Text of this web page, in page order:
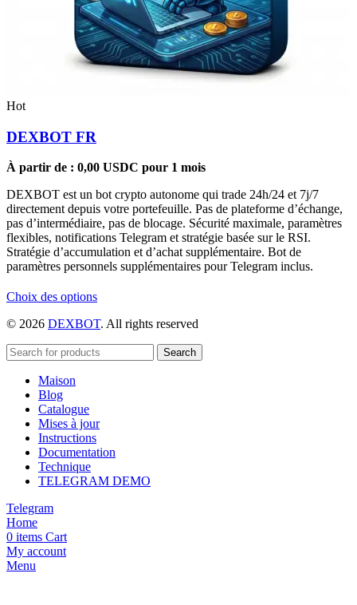
Hot
DEXBOT FR
À partir de : 0,00 USDC pour 1 mois
DEXBOT est un bot crypto autonome qui trade 24h/24 et 7j/7
directement depuis votre portefeuille. Pas de plateforme d’échange,
pas d’intermédiaire, pas de blocage. Sécurité maximale, paramètres
flexibles, notifications Telegram et stratégie basée sur le RSI.
Stratégie d’accumulation et d’achat supplémentaire. Bot de
paramètres personnels supplémentaires pour Telegram inclus.
Choix des optionsCe
a
variations.
choisies
la
du
© 2026 DEXBOT. All rights reserved
Search
Maison
Blog
Catalogue
Mises à jour
Instructions
Documentation
Technique
TELEGRAM DEMO
Telegram
Home
0 items Cart
My account
Menu